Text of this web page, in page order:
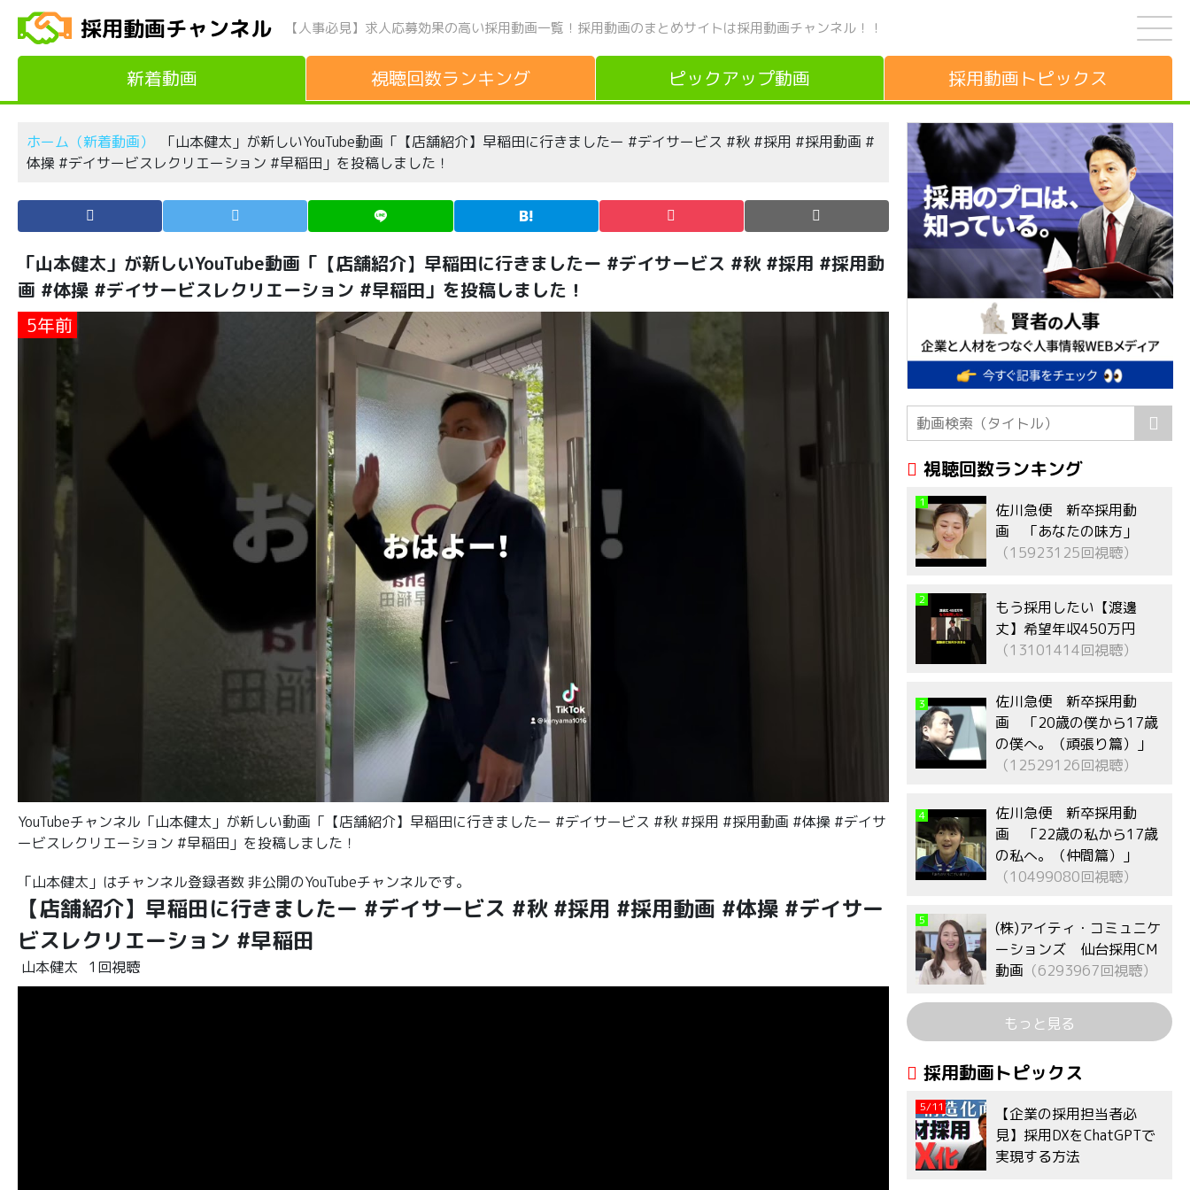
採用動画チャンネル 【人事必見】求人応募効果の高い採用動画一覧！ 採用動画のまとめサイトは採用動画チャンネル！！
新着動画 視聴回数ランキング ピックアップ動画 採用動画 トピックス
ホーム（新着動画）
「山本健太」が新しいYouTube動画「【店舗紹介】早稲田に行きましたー #デイサービス #秋 #採用 #採用動画 #
体操 #デイサービスレクリエーション #早稲田」を投稿しました！
「山本健太」が新しいYouTube動画「【店舗紹介】早稲田に行きましたー #デイサービス #秋 #採用 #採用動
画 #体操 #デイサービスレクリエーション #早稲田」を投稿しました！
5年前
YouTubeチャンネル「山本健太」が新しい動画「【店舗紹介】早稲田に行きましたー #デイサービス #秋 #採用 #採用動画 #体操 #デイサ
ービスレクリエーション #早稲田」を投稿しました！
「山本健太」はチャンネル登録者数 非公開のYouTubeチャンネルです。
【店舗紹介】早稲田に行きましたー #デイサービス #秋 #採用 #採用動画 #体操 #デイサー
ビスレクリエーション #早稲田
山本健太 1回視聴
視聴回数ランキング
1
佐川急便 新卒採用動
画 「あなたの味方」
（15923125回視聴）
2
もう採用したい【渡邊
丈】希望年収450万円
（13101414回視聴）
3
佐川急便 新卒採用動
画 「20歳の僕から17歳
の僕へ。（頑張り篇）」
（12529126回視聴）
4
佐川急便 新卒採用動
画 「22歳の私から17歳
の私へ。（仲間篇）」
（10499080回視聴）
5
(株)アイティ・コミュニケ
ーションズ 仙台採用CM
動画 （6293967回視聴）
もっと見る
採用動画トピックス
5/11
【企業の採用担当者必
見】採用DXをChatGPTで
実現する方法